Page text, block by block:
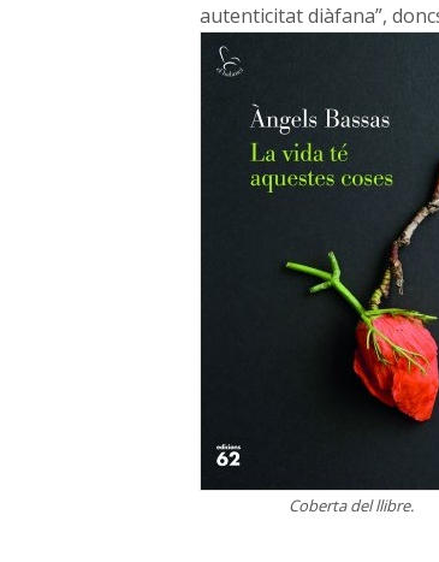
autenticitat diàfana”,
Coberta del llibre.